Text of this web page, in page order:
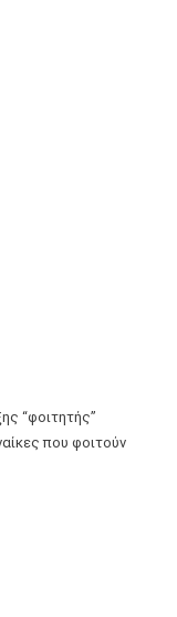
“φοιτητής”
που φοιτούν